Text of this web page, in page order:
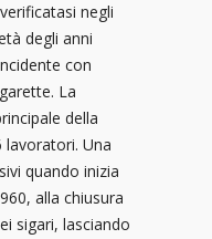
negli
degli anni
con
La
della
lavoratori. Una
quando inizia
alla chiusura
sigari, lasciando